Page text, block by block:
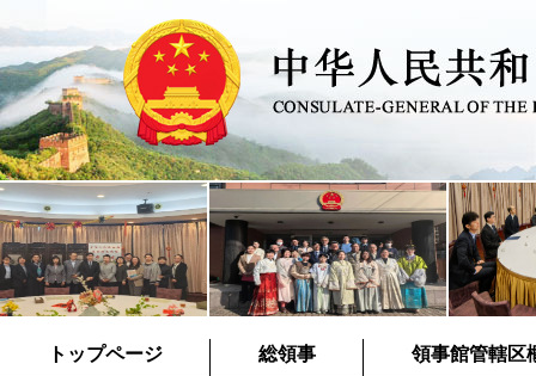
トップページ 総領事 領事館管轄区